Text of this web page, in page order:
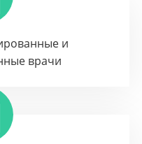
и
врачи